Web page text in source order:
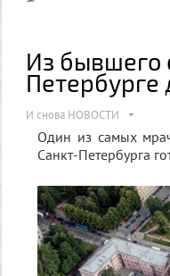
Из бывшего
Петербурге
И снова НОВОСТИ
Один из самых
Санкт-Петербурга